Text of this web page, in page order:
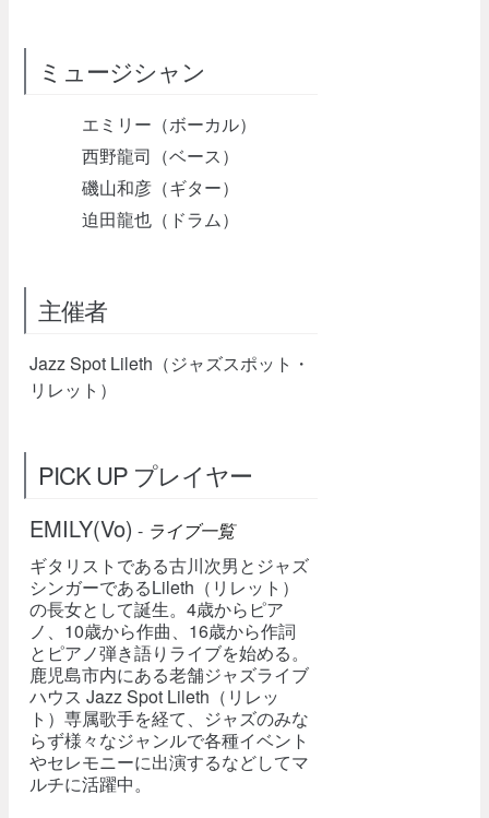
ミュージシャン
エミリー（ボーカル）
西野龍司（ベース）
磯山和彦（ギター）
迫田龍也（ドラム）
主催者
Jazz Spot Lileth（ジャズスポット・
リレット）
PICK UP プレイヤー
EMILY(Vo) - ライブ一覧
ギタリストである古川次男とジャズ
シンガーであるLileth（リレット）
の長女として誕生。4歳からピア
ノ、10歳から作曲、16歳から作詞
とピアノ弾き語りライブを始める。
鹿児島市内にある老舗ジャズライブ
ハウス Jazz Spot Lileth（リレッ
ト）専属歌手を経て、ジャズのみな
らず様々なジャンルで各種イベント
やセレモニーに出演するなどしてマ
ルチに活躍中。